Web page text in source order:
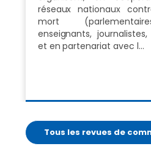
réseaux nationaux
mort
enseignants,
et en partenariat avec l…
Tous les revues de